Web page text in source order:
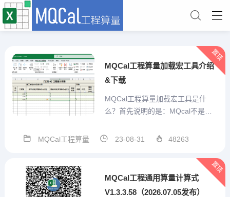
MQCal工程算量加载宏工具介绍
&下载
MQCal工程算量加载宏工具是什
么？首先说明的是：MQcal不是一
值工具。他是我本人结合手工算量
算量表格自己设计、重复项目便捷
输入、特殊标记、汇总统计、打印
或打印为pdf、造价预估...
MQCal工程算量 23-08-31 48263
置顶
MQCal工程通用算量计算式
V1.3.3.58（2026.07.05发布）
置顶